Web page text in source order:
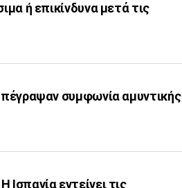
ή επικίνδυνα μετά τις
συμφωνία αμυντικής
εντείνει τις